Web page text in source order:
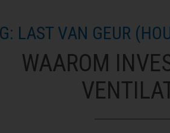
LAST VAN GEUR
WAAROM